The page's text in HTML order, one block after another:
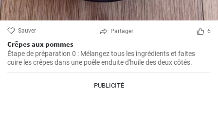
Sauver Partager 6
Crêpes aux pommes
Étape de préparation 0 : Mélangez tous les ingrédients et faites
cuire les crêpes dans une poêle enduite d'huile des deux côtés.
PUBLICITÉ